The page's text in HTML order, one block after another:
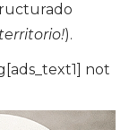
).
not